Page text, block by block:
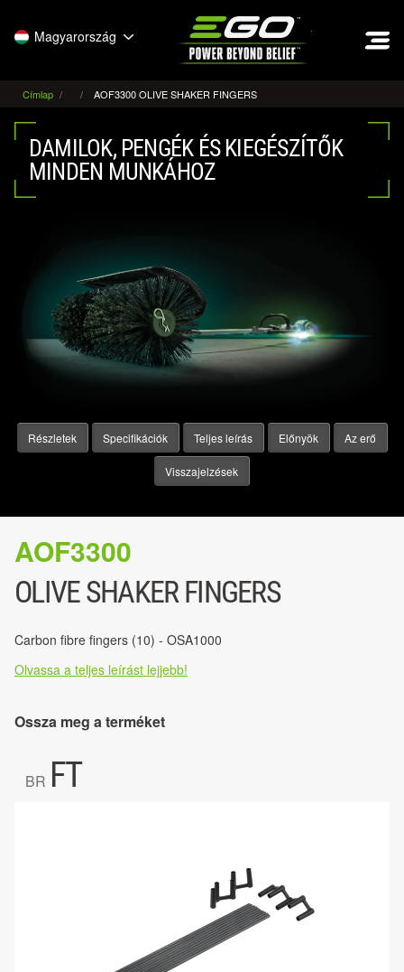
Magyarország
Címlap AOF3300 OLIVE SHAKER FINGERS
DAMILOK, PENGÉK ÉS KIEGÉSZÍTŐK
MINDEN MUNKÁHOZ
Részletek Specifikációk Teljes leírás Előnyök Az erő
Visszajelzések
AOF3300
OLIVE SHAKER FINGERS
Carbon fibre fingers (10) - OSA1000
Olvassa a teljes leírást lejjebb!
Ossza meg a terméket
BR FT